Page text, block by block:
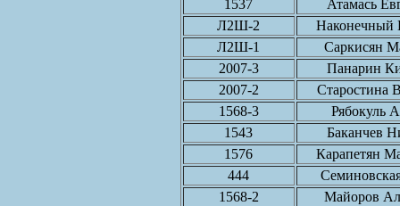
1537
Атамась
Л2Ш-2
Наконечный
Л2Ш-1
Саркисян
2007-3
Панарин
2007-2
Старостина
1568-3
Рябокуль
1543
Баканчев
1576
Карапетян
444
1568-2
Майоров